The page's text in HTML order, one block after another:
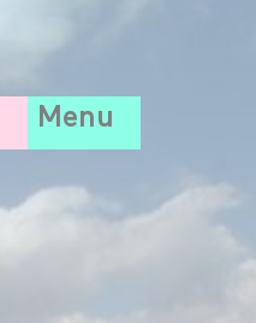
Menu